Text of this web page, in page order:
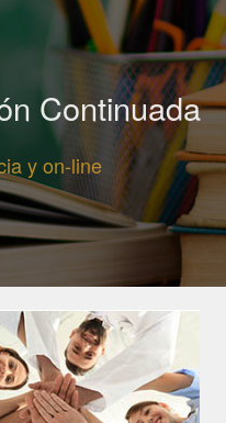
Continuada
y on-line